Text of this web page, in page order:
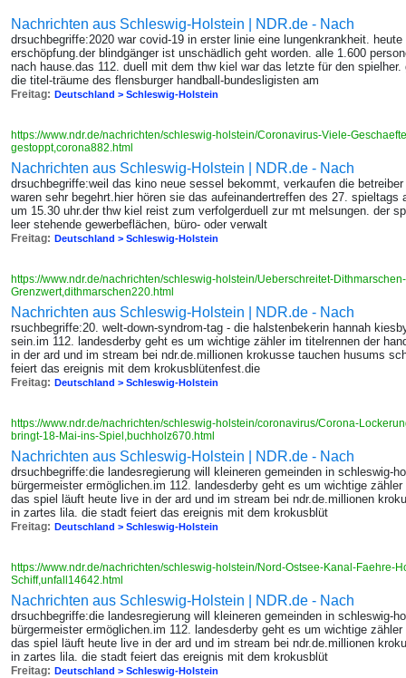
Nachrichten aus Schleswig-Holstein | NDR.de - Nach
drsuchbegriffe:2020 war covid-19 in erster linie eine lungenkrankheit.
erschöpfung.der blindgänger ist unschädlich geht worden. alle 1.600
nach hause.das 112. duell mit dem thw kiel war das letzte für den
die titel-träume des flensburger handball-bundesligisten am
Freitag: Deutschland > Schleswig-Holstein
https://www.ndr.de/nachrichten/schleswig-holstein/Coronavirus-Viele-
gestoppt,corona882.html
Nachrichten aus Schleswig-Holstein | NDR.de - Nach
drsuchbegriffe:weil das kino neue sessel bekommt, verkaufen die
waren sehr begehrt.hier hören sie das aufeinandertreffen des 27. spieltags
um 15.30 uhr.der thw kiel reist zum verfolgerduell zur mt melsungen. der
leer stehende gewerbeflächen, büro- oder verwalt
Freitag: Deutschland > Schleswig-Holstein
https://www.ndr.de/nachrichten/schleswig-holstein/Ueberschreitet-
Grenzwert,dithmarschen220.html
Nachrichten aus Schleswig-Holstein | NDR.de - Nach
rsuchbegriffe:20. welt-down-syndrom-tag - die halstenbekerin hannah
sein.im 112. landesderby geht es um wichtige zähler im titelrennen der
in der ard und im stream bei ndr.de.millionen krokusse tauchen husums
feiert das ereignis mit dem krokusblütenfest.die
Freitag: Deutschland > Schleswig-Holstein
https://www.ndr.de/nachrichten/schleswig-holstein/coronavirus/Corona-
bringt-18-Mai-ins-Spiel,buchholz670.html
Nachrichten aus Schleswig-Holstein | NDR.de - Nach
drsuchbegriffe:die landesregierung will kleineren gemeinden in schleswig-
bürgermeister ermöglichen.im 112. landesderby geht es um wichtige
das spiel läuft heute live in der ard und im stream bei ndr.de.millionen
in zartes lila. die stadt feiert das ereignis mit dem krokusblüt
Freitag: Deutschland > Schleswig-Holstein
https://www.ndr.de/nachrichten/schleswig-holstein/Nord-Ostsee-Kanal-Faehre-
Schiff,unfall14642.html
Nachrichten aus Schleswig-Holstein | NDR.de - Nach
drsuchbegriffe:die landesregierung will kleineren gemeinden in schleswig-
bürgermeister ermöglichen.im 112. landesderby geht es um wichtige
das spiel läuft heute live in der ard und im stream bei ndr.de.millionen
in zartes lila. die stadt feiert das ereignis mit dem krokusblüt
Freitag: Deutschland > Schleswig-Holstein